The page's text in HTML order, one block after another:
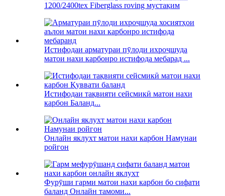
1200/2400tex Fiberglass roving мустақим
Истифодаи арматураи пӯлоди ихроҷшуда
матои нахи карбонро истифода мебарад ...
Истифодаи тақвияти сейсмикӣ матои нахи
карбон Баланд...
Онлайн яклухт матои нахи карбон Намунаи
ройгон
Фурӯши гарми матои нахи карбон бо сифати
баланд Онлайн тамоми...